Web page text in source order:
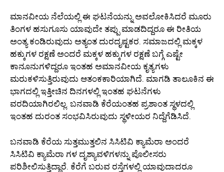
ಮಾನವೀಯ ನೆಲೆಯಲ್ಲಿ ಈ ಘಟನೆಯನ್ನು ಅವಲೋಕಿಸಿದರೆ ಮೂರು
ತಿಂಗಳ ಹಸುಗೂಸು ಯಾವುದೇ ತಪ್ಪು ಮಾಡದಿದ್ದರೂ ಈ ರೀತಿಯ
ಅಂತ್ಯ ಕಂಡಿರುವುದು ಅತ್ಯಂತ ದುರದೃಷ್ಟಕರ. ಸಮಾಜದಲ್ಲಿ ಮಕ್ಕಳ
ಹಕ್ಕುಗಳ ರಕ್ಷಣೆ ಅಂದರೆ ಮಕ್ಕಳ ಹಕ್ಕುಗಳ ರಕ್ಷಣೆ ಬಗ್ಗೆ ಎಷ್ಟೇ
ಕಾನೂನುಗಳಿದ್ದರೂ ಇಂತಹ ಅಮಾನವೀಯ ಕೃತ್ಯಗಳು
ಮರುಕಳಿಸುತ್ತಿರುವುದು ಆತಂಕಕಾರಿಯಾಗಿದೆ. ಮಾಗಡಿ ತಾಲೂಕಿನ ಈ
ಭಾಗದಲ್ಲಿ ಇತ್ತೀಚಿನ ದಿನಗಳಲ್ಲಿ ಇಂತಹ ಘಟನೆಗಳು
ವರದಿಯಾಗಿರಲಿಲ್ಲ. ಬನವಾಡಿ ಕೆರೆಯಂತಹ ಪ್ರಶಾಂತ ಸ್ಥಳದಲ್ಲಿ
ಇಂತಹ ದುರಂತ ಸಂಭವಿಸಿರುವುದು ಸ್ಥಳೀಯರ ನಿದ್ದೆಗೆಡಿಸಿದೆ.
ಬನವಾಡಿ ಕೆರೆಯ ಸುತ್ತಮುತ್ತಲಿನ ಸಿಸಿಟಿವಿ ಕ್ಯಾಮೆರಾ ಅಂದರೆ
ಸಿಸಿಟಿವಿ ಕ್ಯಾಮೆರಾ ಗಳ ದೃಶ್ಯಾವಳಿಗಳನ್ನು ಪೊಲೀಸರು
ಪರಿಶೀಲಿಸುತ್ತಿದ್ದಾರೆ. ಕೆರೆಗೆ ಬರುವ ರಸ್ತೆಗಳಲ್ಲಿ ಯಾವುದಾದರೂ